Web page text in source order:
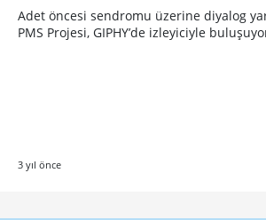
Adet öncesi sendromu üzerine diyalog
PMS Projesi, GIPHY’de izleyiciyle
3 yıl önce